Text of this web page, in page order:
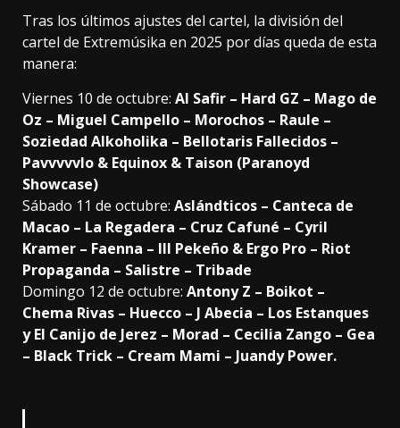
Tras los últimos ajustes del cartel, la división del
cartel de Extremúsika en 2025 por días queda de esta
manera:
Viernes 10 de octubre: Al Safir – Hard GZ – Mago de
Oz – Miguel Campello – Morochos – Raule –
Soziedad Alkoholika – Bellotaris Fallecidos –
Pavvvvvlo & Equinox & Taison (Paranoyd
Showcase)
Sábado 11 de octubre: Aslándticos – Canteca de
Macao – La Regadera – Cruz Cafuné – Cyril
Kramer – Faenna – Ill Pekeño & Ergo Pro – Riot
Propaganda – Salistre – Tribade
Domingo 12 de octubre: Antony Z – Boikot –
Chema Rivas – Huecco – J Abecia – Los Estanques
y El Canijo de Jerez – Morad – Cecilia Zango – Gea
– Black Trick – Cream Mami – Juandy Power.